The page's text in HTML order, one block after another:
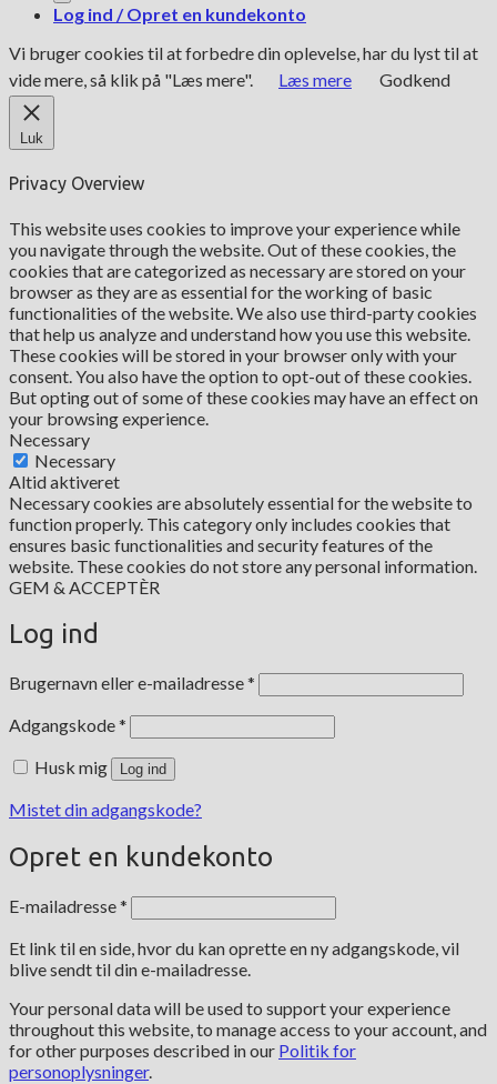
Log ind / Opret en kundekonto
Vi bruger cookies til at forbedre din oplevelse, har du lyst til at
vide mere, så klik på "Læs mere".
Læs mere Godkend
Luk
Privacy Overview
This website uses cookies to improve your experience while
you navigate through the website. Out of these cookies, the
cookies that are categorized as necessary are stored on your
browser as they are as essential for the working of basic
functionalities of the website. We also use third-party cookies
that help us analyze and understand how you use this website.
These cookies will be stored in your browser only with your
consent. You also have the option to opt-out of these cookies.
But opting out of some of these cookies may have an effect on
your browsing experience.
Necessary
Necessary
Altid aktiveret
Necessary cookies are absolutely essential for the website to
function properly. This category only includes cookies that
ensures basic functionalities and security features of the
website. These cookies do not store any personal information.
GEM & ACCEPTÈR
Log ind
Brugernavn eller e-mailadresse*
Adgangskode*
Husk mig Log ind
Mistet din adgangskode?
Opret en kundekonto
E-mailadresse*
Et link til en side, hvor du kan oprette en ny adgangskode, vil
blive sendt til din e-mailadresse.
Your personal data will be used to support your experience
throughout this website, to manage access to your account, and
for other purposes described in our Politik for
personoplysninger.